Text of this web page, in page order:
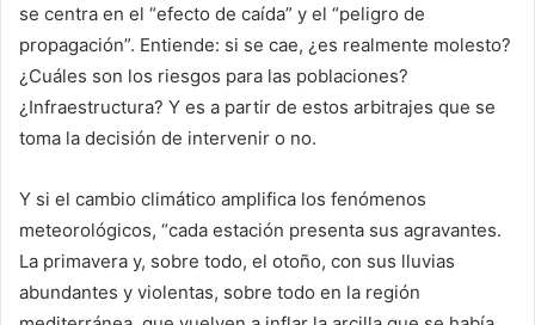
se centra en el “efecto de caída” y el “peligro de
propagación”. Entiende: si se cae, ¿es realmente molesto?
¿Cuáles son los riesgos para las poblaciones?
¿Infraestructura? Y es a partir de estos arbitrajes que se
toma la decisión de intervenir o no.
Y si el cambio climático amplifica los fenómenos
meteorológicos, “cada estación presenta sus agravantes.
La primavera y, sobre todo, el otoño, con sus lluvias
abundantes y violentas, sobre todo en la región